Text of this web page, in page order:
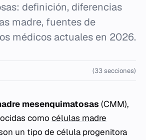
definición, diferencias
madre, fuentes de
médicos actuales en 2026.
(33 secciones)
mesenquimatosas (CMM),
como células madre
un tipo de célula progenitora